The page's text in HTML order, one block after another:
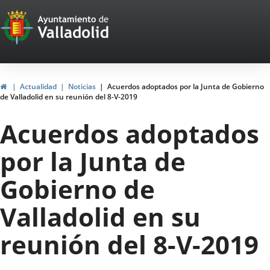
Portal
Web
del
Ayuntamiento
de
Valladolid
HomeActualidad Noticias
Acuerdos adoptados por la Junta de Gobierno
de Valladolid en su reunión del 8-V-2019
Acuerdos adoptados
por la Junta de
Gobierno de
Valladolid en su
reunión del 8-V-2019